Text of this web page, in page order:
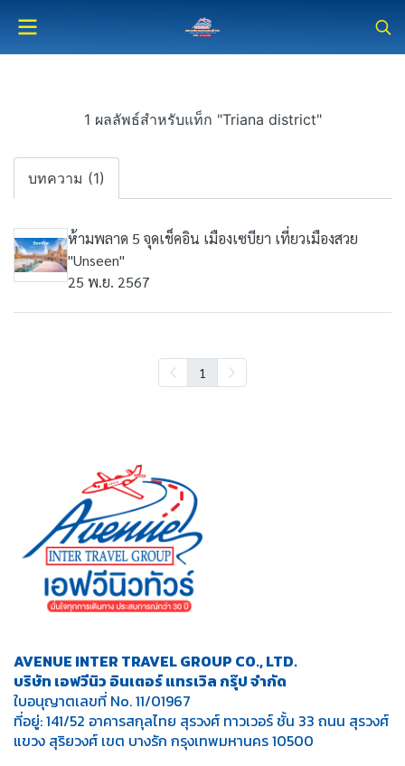
1 ผลลัพธ์สำหรับแท็ก "Triana district"
บทความ (1)
ห้ามพลาด 5 จุดเช็คอิน เมืองเซบียา เที่ยวเมืองสวย
"Unseen"
25 พ.ย. 2567
1
AVENUE INTER TRAVEL GROUP CO., LTD.
บริษัท เอฟวีนิว อินเตอร์ แทรเวิล กรุ๊ป จำกัด
ใบอนุญาตเลขที่ No. 11/01967
ที่อยู่: 141/52 อาคารสกุลไทย สุรวงศ์ ทาวเวอร์ ชั้น 33 ถนน สุรวงศ์
แขวง สุริยวงศ์ เขต บางรัก กรุงเทพมหานคร 10500